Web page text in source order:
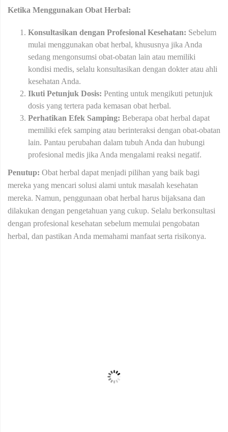
Ketika Menggunakan Obat Herbal:
Konsultasikan dengan Profesional Kesehatan: Sebelum
mulai menggunakan obat herbal, khususnya jika Anda
sedang mengonsumsi obat-obatan lain atau memiliki
kondisi medis, selalu konsultasikan dengan dokter atau ahli
kesehatan Anda.
Ikuti Petunjuk Dosis: Penting untuk mengikuti petunjuk
dosis yang tertera pada kemasan obat herbal.
Perhatikan Efek Samping: Beberapa obat herbal dapat
memiliki efek samping atau berinteraksi dengan obat-obatan
lain. Pantau perubahan dalam tubuh Anda dan hubungi
profesional medis jika Anda mengalami reaksi negatif.
Penutup: Obat herbal dapat menjadi pilihan yang baik bagi
mereka yang mencari solusi alami untuk masalah kesehatan
mereka. Namun, penggunaan obat herbal harus bijaksana dan
dilakukan dengan pengetahuan yang cukup. Selalu berkonsultasi
dengan profesional kesehatan sebelum memulai pengobatan
herbal, dan pastikan Anda memahami manfaat serta risikonya.